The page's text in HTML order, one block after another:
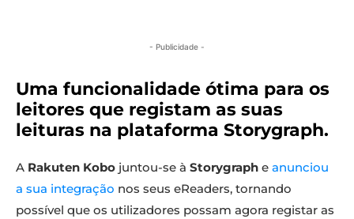
- Publicidade -
Uma funcionalidade ótima para os
leitores que registam as suas
leituras na plataforma Storygraph.
A Rakuten Kobo juntou-se à Storygraph e anunciou
a sua integração nos seus eReaders, tornando
possível que os utilizadores possam agora registar as